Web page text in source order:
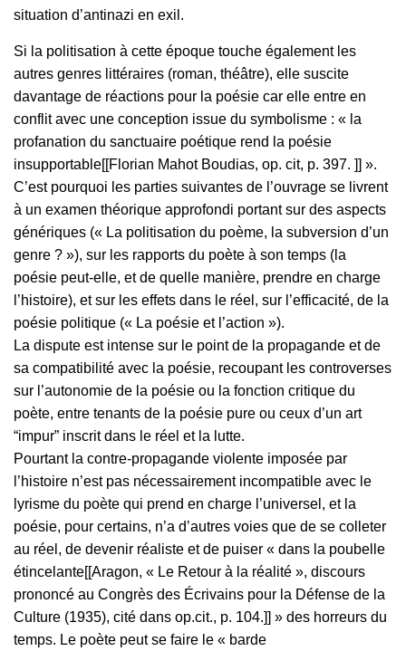
situation d’antinazi en exil.
Si la politisation à cette époque touche également les
autres genres littéraires (roman, théâtre), elle suscite
davantage de réactions pour la poésie car elle entre en
conflit avec une conception issue du symbolisme : « la
profanation du sanctuaire poétique rend la poésie
insupportable[[Florian Mahot Boudias, op. cit, p. 397. ]] ».
C’est pourquoi les parties suivantes de l’ouvrage se livrent
à un examen théorique approfondi portant sur des aspects
génériques (« La politisation du poème, la subversion d’un
genre ? »), sur les rapports du poète à son temps (la
poésie peut-elle, et de quelle manière, prendre en charge
l’histoire), et sur les effets dans le réel, sur l’efficacité, de la
poésie politique (« La poésie et l’action »).
La dispute est intense sur le point de la propagande et de
sa compatibilité avec la poésie, recoupant les controverses
sur l’autonomie de la poésie ou la fonction critique du
poète, entre tenants de la poésie pure ou ceux d’un art
“impur” inscrit dans le réel et la lutte.
Pourtant la contre-propagande violente imposée par
l’histoire n’est pas nécessairement incompatible avec le
lyrisme du poète qui prend en charge l’universel, et la
poésie, pour certains, n’a d’autres voies que de se colleter
au réel, de devenir réaliste et de puiser « dans la poubelle
étincelante[[Aragon, « Le Retour à la réalité », discours
prononcé au Congrès des Écrivains pour la Défense de la
Culture (1935), cité dans op.cit., p. 104.]] » des horreurs du
temps. Le poète peut se faire le « barde